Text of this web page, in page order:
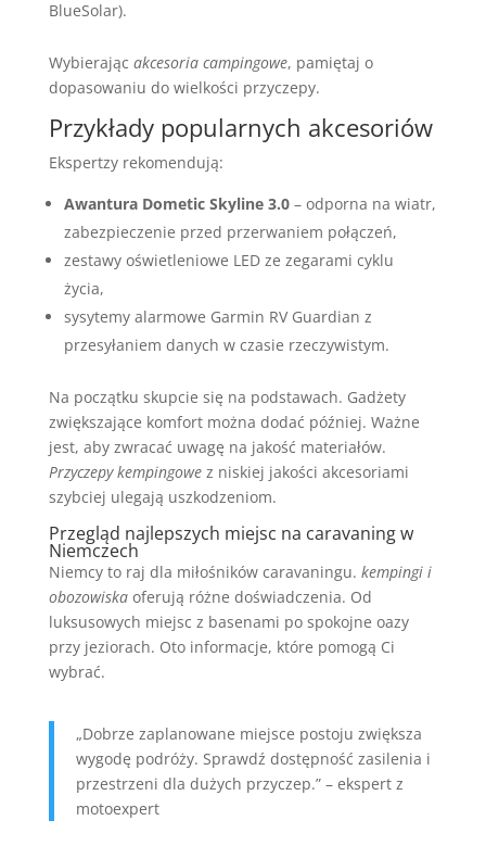
BlueSolar).
Wybierając akcesoria campingowe, pamiętaj o
dopasowaniu do wielkości przyczepy.
Przykłady popularnych akcesoriów
Ekspertzy rekomendują:
Awantura Dometic Skyline 3.0– odporna na wiatr,
zabezpieczenie przed przerwaniem połączeń,
zestawy oświetleniowe LED ze zegarami cyklu
życia,
sysytemy alarmowe Garmin RV Guardian z
przesyłaniem danych w czasie rzeczywistym.
Na początku skupcie się na podstawach. Gadżety
zwiększające komfort można dodać później. Ważne
jest, aby zwracać uwagę na jakość materiałów.
Przyczepy kempingowez niskiej jakości akcesoriami
szybciej ulegają uszkodzeniom.
Przegląd najlepszych miejsc na caravaning w
Niemczech
Niemcy to raj dla miłośników caravaningu. kempingi i
obozowiskaoferują różne doświadczenia. Od
luksusowych miejsc z basenami po spokojne oazy
przy jeziorach. Oto informacje, które pomogą Ci
wybrać.
„Dobrze zaplanowane miejsce postoju zwiększa
wygodę podróży. Sprawdź dostępność zasilenia i
przestrzeni dla dużych przyczep.” – ekspert z
motoexpert